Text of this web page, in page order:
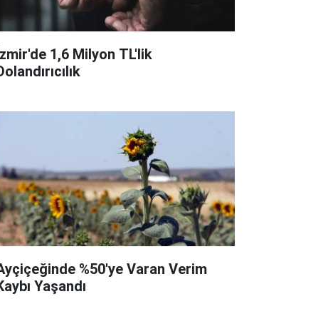
1,6 Milyon TL'lik
%50'ye Varan Verim
Yaşandı